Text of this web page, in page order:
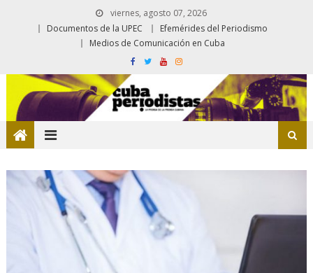
viernes, agosto 07, 2026
Documentos de la UPEC
Efemérides del Periodismo
Medios de Comunicación en Cuba